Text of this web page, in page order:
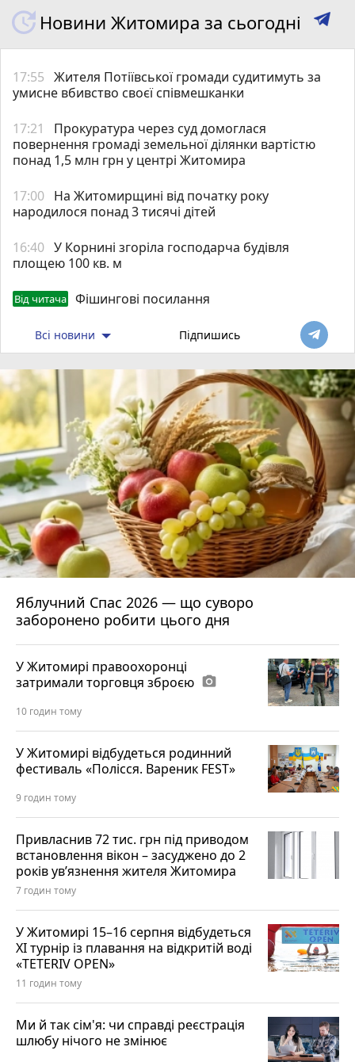
Новини Житомира за сьогодні
17:55 Жителя Потіївської громади судитимуть за
умисне вбивство своєї співмешканки
17:21
Прокуратура через суд домоглася
повернення громаді земельної ділянки вартістю
понад 1,5 млн грн у центрі Житомира
17:00 На Житомирщині від початку року
народилося понад 3 тисячі дітей
16:40 У Корнині згоріла господарча будівля
площею 100 кв. м
Від читача Фішингові посилання
Всі новини Підпишись
Яблучний Спас 2026 — що суворо
заборонено робити цього дня
У Житомирі правоохоронці
затримали торговця зброєю photo_camera
10 годин тому
У Житомирі відбудеться родинний
фестиваль «Полісся. Вареник FEST»
9 годин тому
Привласнив 72 тис. грн під приводом
встановлення вікон – засуджено до 2
років ув’язнення жителя Житомира
7 годин тому
У Житомирі 15–16 серпня відбудеться
XI турнір із плавання на відкритій воді
«TETERIV OPEN»
11 годин тому
Ми й так сім'я: чи справді реєстрація
шлюбу нічого не змінює